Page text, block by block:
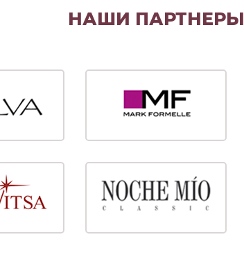
НАШИ ПАРТНЕРЫ